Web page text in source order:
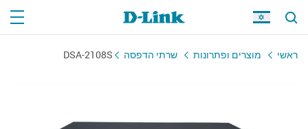
ראשי מוצרים ופתרונות שרתי הדפסה DSA-2108S